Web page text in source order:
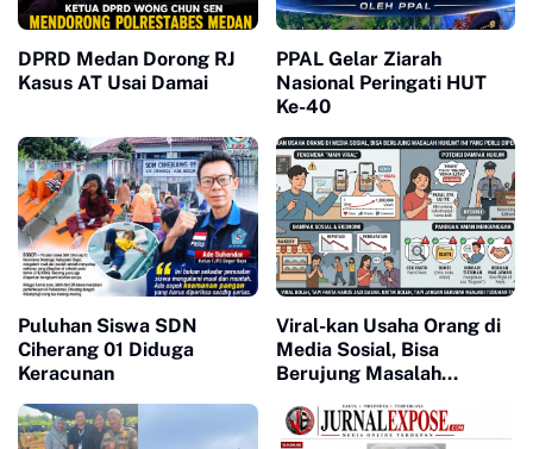
DPRD Medan Dorong RJ
Kasus AT Usai Damai
PPAL Gelar Ziarah
Nasional Peringati HUT
Ke-40
Puluhan Siswa SDN
Ciherang 01 Diduga
Keracunan
Viral-kan Usaha Orang di
Media Sosial, Bisa
Berujung Masalah
Diperhatikan